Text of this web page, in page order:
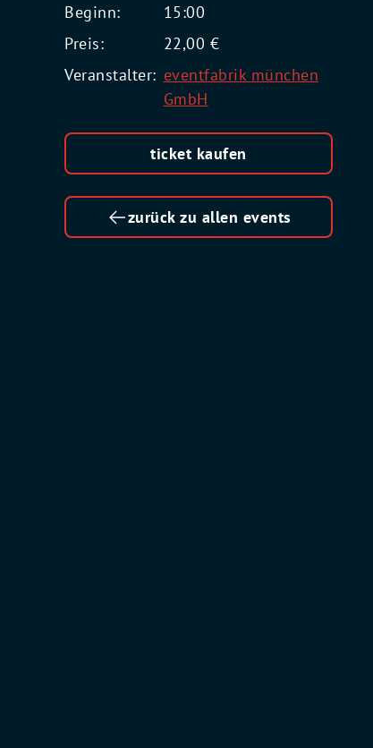
Beginn:
15:00
Preis:
22,00 €
Veranstalter: eventfabrik münchen
GmbH
ticket kaufen
zurück zu allen events